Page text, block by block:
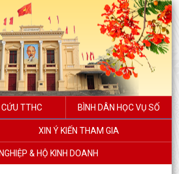
TTHC BÌNH DÂN HỌC VỤ SỐ
XIN Ý KIẾN THAM GIA
& HỘ KINH DOANH